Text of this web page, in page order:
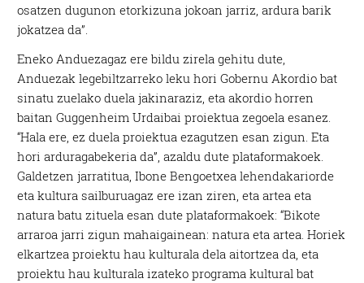
osatzen dugunon etorkizuna jokoan jarriz, ardura barik
jokatzea da”.
Eneko Anduezagaz ere bildu zirela gehitu dute,
Anduezak legebiltzarreko leku hori Gobernu Akordio bat
sinatu zuelako duela jakinaraziz, eta akordio horren
baitan Guggenheim Urdaibai proiektua zegoela esanez.
“Hala ere, ez duela proiektua ezagutzen esan zigun. Eta
hori arduragabekeria da”, azaldu dute plataformakoek.
Galdetzen jarratitua, Ibone Bengoetxea lehendakariorde
eta kultura sailburuagaz ere izan ziren, eta artea eta
natura batu zituela esan dute plataformakoek: “Bikote
arraroa jarri zigun mahaigainean: natura eta artea. Horiek
elkartzea proiektu hau kulturala dela aitortzea da, eta
proiektu hau kulturala izateko programa kultural bat